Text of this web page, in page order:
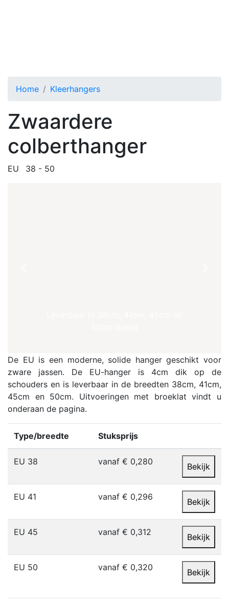
Home Kleerhangers
Zwaardere
colberthanger
EU 38 - 50
De EU is een moderne, solide hanger geschikt voor
zware jassen. De EU-hanger is 4cm dik op de
schouders en is leverbaar in de breedten 38cm, 41cm,
45cm en 50cm. Uitvoeringen met broeklat vindt u
onderaan de pagina.
Type/breedte Stuksprijs
EU 38 vanaf € 0,280 Bekijk
EU 41 vanaf € 0,296 Bekijk
EU 45 vanaf € 0,312 Bekijk
EU 50 vanaf € 0,320 Bekijk